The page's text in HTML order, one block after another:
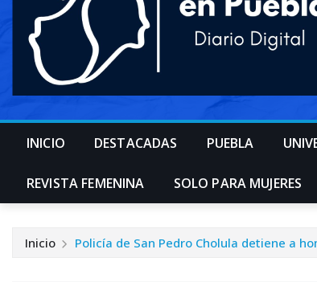
INICIO DESTACADAS PUEBLA
REVISTA FEMENINA SOLO PARA MUJERES
Inicio Policía de San Pedro Cholula detiene a